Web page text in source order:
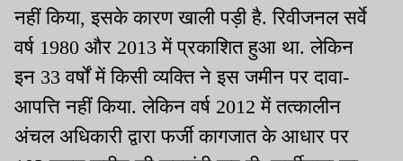
नहीं किया, इसके कारण खाली पड़ी है. रिवीजनल सर्वे
वर्ष 1980 और 2013 में प्रकाशित हुआ था. लेकिन
इन 33 वर्षों में किसी व्यक्ति ने इस जमीन पर दावा-
आपत्ति नहीं किया. लेकिन वर्ष 2012 में तत्कालीन
अंचल अधिकारी द्वारा फर्जी कागजात के आधार पर